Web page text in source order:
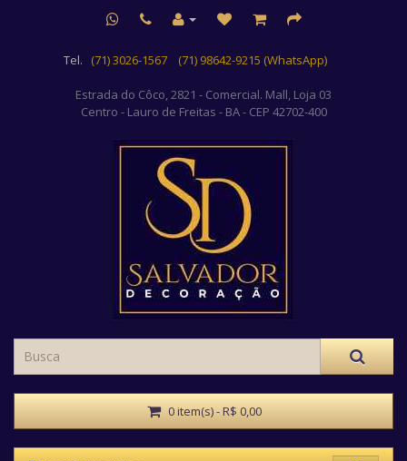
Tel. (71) 3026-1567 (71) 98642-9215 (WhatsApp)
Estrada do Côco, 2821 - Comercial. Mall, Loja 03
Centro - Lauro de Freitas - BA - CEP 42702-400
0 item(s) - R$ 0,00